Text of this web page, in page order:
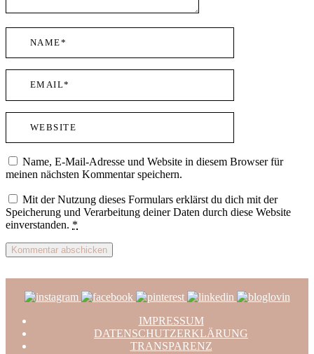
Name, E-Mail-Adresse und Website in diesem Browser für
meinen nächsten Kommentar speichern.
Mit der Nutzung dieses Formulars erklärst du dich mit der
Speicherung und Verarbeitung deiner Daten durch diese Website
einverstanden. *
IMPRESSUM
DATENSCHUTZERKLÄRUNG
TRANSPARENZ